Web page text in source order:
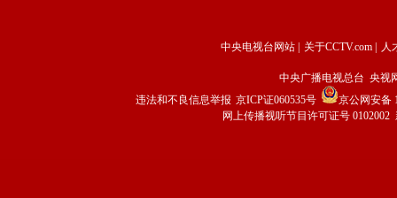
中央电视台网站 关于CCTV.com 人
中央广播电视总台 央视
违法和不良信息举报 京ICP证060535号
京公网安备
网上传播视听节目许可证号 0102002